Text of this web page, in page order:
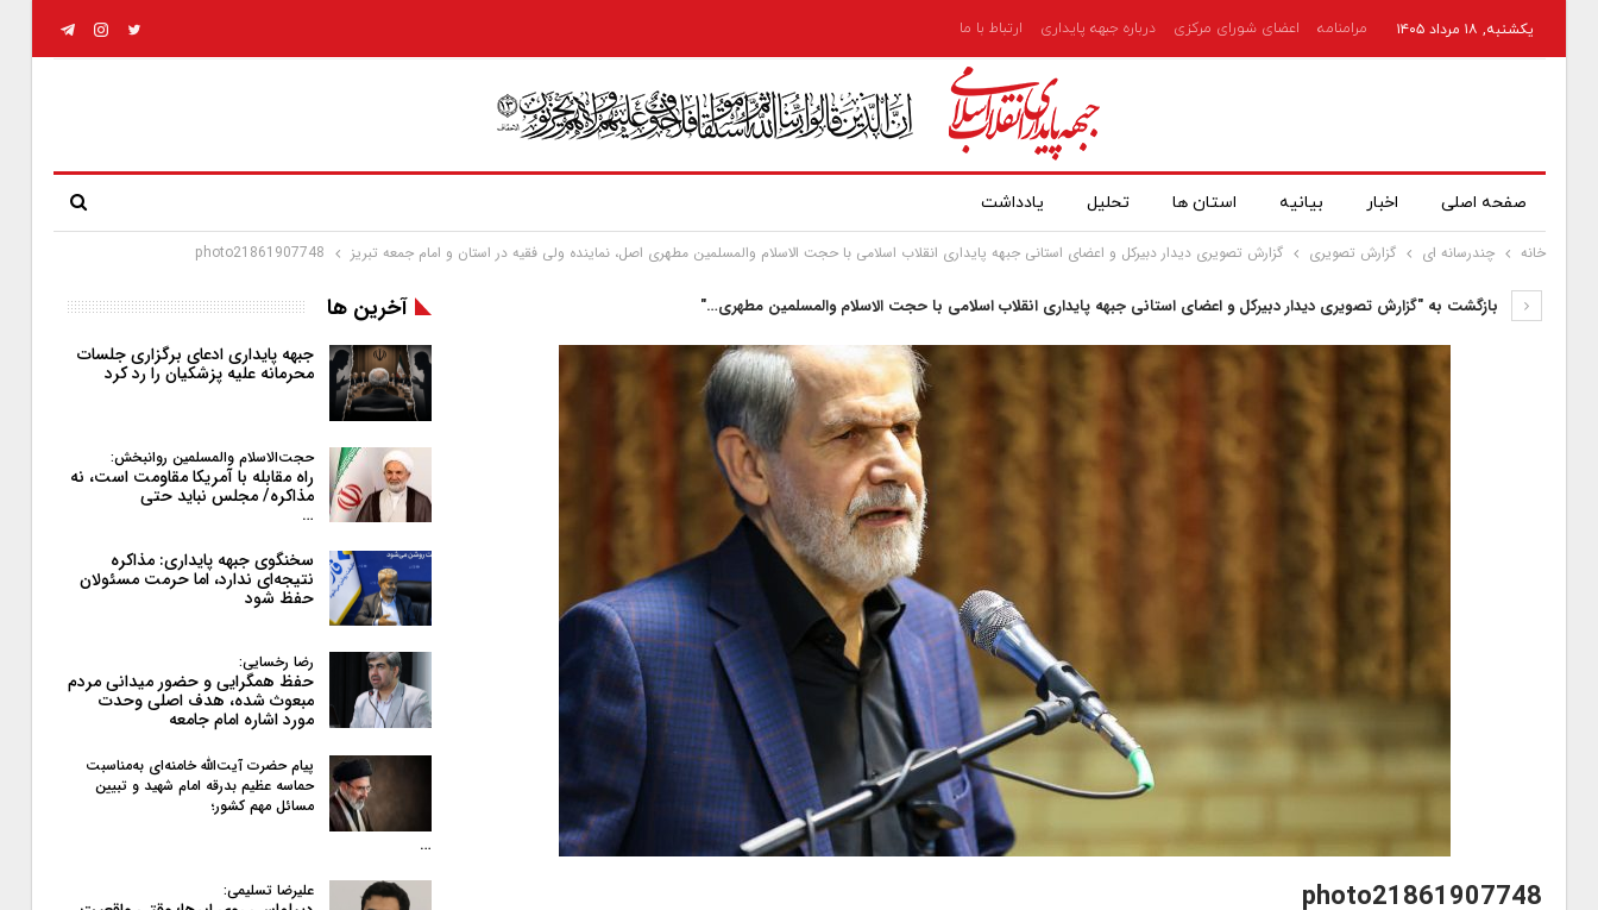
یکشنبه, ۱۸ مرداد ۱۴۰۵ مرامنامه اعضای شورای مرکزی درباره جبهه پایداری ارتباط با ما
صفحه اصلی اخبار بیانیه استان ها تحلیل یادداشت
خانه چندرسانه ای گزارش تصویری گزارش تصویری دیدار دبیرکل و اعضای استانی جبهه پایداری انقلاب اسلامی با حجت الاسلام والمسلمین مطهری اصل، نماینده ولی فقیه در استان و امام جمعه تبریز photo21861907748
بازگشت به "گزارش تصویری دیدار دبیرکل و اعضای استانی جبهه پایداری انقلاب اسلامی با حجت الاسلام والمسلمین مطهری…"
photo21861907748
آخرین ها
جبهه پایداری ادعای برگزاری جلسات
محرمانه علیه پزشکیان را رد کرد
حجت‌الاسلام والمسلمین روانبخش:
راه مقابله با آمریکا مقاومت است، نه
مذاکره/ مجلس نباید حتی
…
سخنگوی جبهه پایداری: مذاکره
نتیجه‌ای ندارد، اما حرمت مسئولان
حفظ شود
رضا رخسایی:
حفظ همگرایی و حضور میدانی مردم
مبعوث شده، هدف اصلی وحدت
مورد اشاره امام جامعه
پیام حضرت آیت‌الله خامنه‌ای به‌مناسبت
حماسه عظیم بدرقه امام شهید و تبیین
مسائل مهم کشور؛
…
علیرضا تسلیمی: